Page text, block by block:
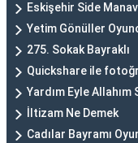
Eskişehir Side
Yetim Gönüller
275. Sokak Bayraklı
Quickshare ile
Yardım Eyle Allahım
İltizam Ne Demek
Cadılar Bayramı